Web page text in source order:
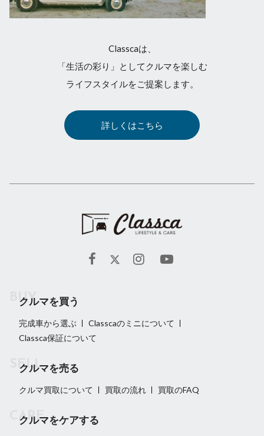
Classcaは、
「生活の彩り」としてクルマを楽しむ
ライフスタイルをご提案します。
詳しくはこちら
クルマを買う
完成車から選ぶ
Classcaのミニについて
Classca保証について
クルマを売る
クルマ買取について 買取の流れ 買取のFAQ
クルマをケアする